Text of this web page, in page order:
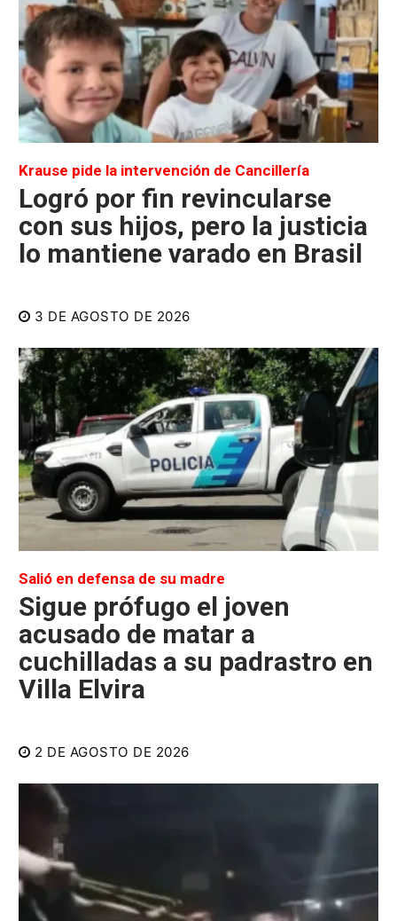
Krause pide la intervención de Cancillería
Logró por fin revincularse
con sus hijos, pero la justicia
lo mantiene varado en Brasil
3 DE AGOSTO DE 2026
Salió en defensa de su madre
Sigue prófugo el joven
acusado de matar a
cuchilladas a su padrastro en
Villa Elvira
2 DE AGOSTO DE 2026